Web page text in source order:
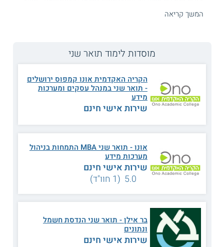
שני Machine Learning and Data Science.
M.Sc. in Machine Learning and Data Science
באוניברסיטת רייכמן (הבינתחומי)
בתעשייה של היום הולכת וגוברת הדרישה למדעני נתונים. אלה
הם מומחים שעושים שימוש בשיטות ניתוח נתונים סטטיסטיות
ובכלים מענף למידת המכונה כדי להפיק אוטומטית תחזיות
הטכנולוגיה לנתונים נוכח ומשמעותי מאי פעם, והוא בא לידי ביטוי
במגוון של תחומים במשק, מהייטק ועד רפואה, תחבורה ומסחר.
בבית הספר למדעי המחשב של אוניברסיטת רייכמן (הבינתחומי)
לתואר שני בלמידה חישובית ומדעי הנתונים
Machine Learning and Data Science. תכנית זו מקנה
לסטודנטים כלים פרקטיים בתחומי למידת המכונה ומדעי הנתונים
ומאפשרת להם לבחון לעומק סוגיות אקטואליות ומבוקשות
בענפים כגון למידה חישובית וטכנולוגיות ביג דאטה. בעזרת הידע
הנרכש בתכנית הסטודנטים יכולים להשתלב בתפקידי מפתח
המשך קריאה
מוסדות לימוד תואר שני
הקריה האקדמית אונו קמפוס ירושלים
- תואר שני במנהל עסקים ומערכות
מידע
שירות אישי חינם
אונו - תואר שני MBA התמחות בניהול
מערכות מידע
שירות אישי חינם
5.0 (1 חוו"ד)
בר אילן - תואר שני הנדסת חשמל
ונתונים
שירות אישי חינם